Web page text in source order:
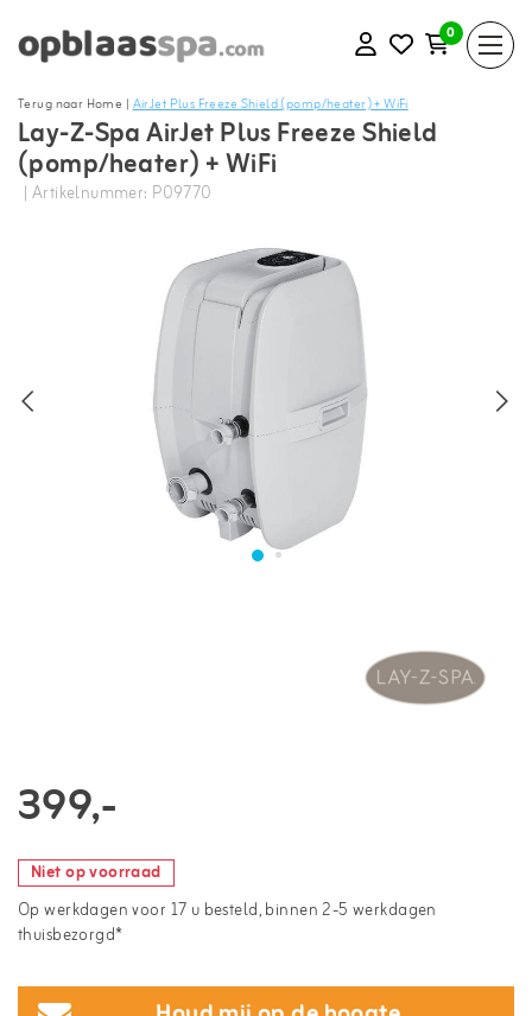
0
Terug naar Home |AirJet Plus Freeze Shield (pomp/heater) + WiFi
Lay-Z-Spa AirJet Plus Freeze Shield
(pomp/heater) + WiFi
| Artikelnummer: P09770
399,-
Niet op voorraad
Op werkdagen voor 17 u besteld, binnen 2-5 werkdagen
thuisbezorgd*